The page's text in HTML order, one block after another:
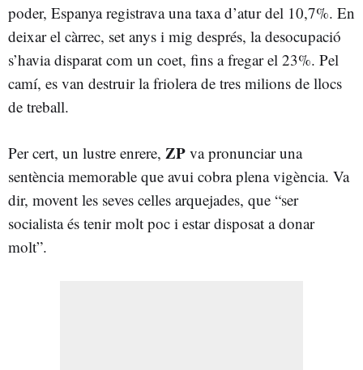
poder, Espanya registrava una taxa d’atur del 10,7%. En
deixar el càrrec, set anys i mig després, la desocupació
s’havia disparat com un coet, fins a fregar el 23%. Pel
camí, es van destruir la friolera de tres milions de llocs
de treball.
Per cert, un lustre enrere, ZP va pronunciar una
sentència memorable que avui cobra plena vigència. Va
dir, movent les seves celles arquejades, que “ser
socialista és tenir molt poc i estar disposat a donar
molt”.